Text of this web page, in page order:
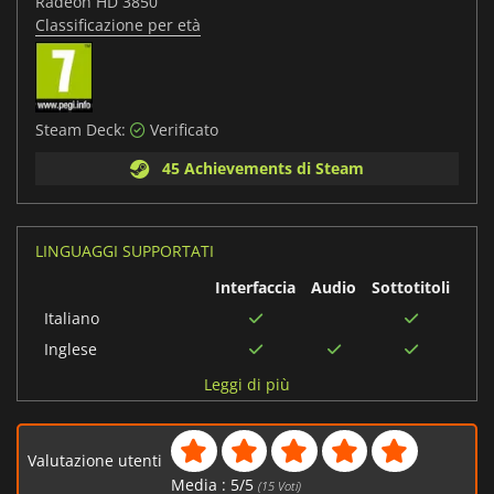
Classificazione per età
Steam Deck:
Verificato
45 Achievements di Steam
LINGUAGGI SUPPORTATI
Interfaccia
Audio
Sottotitoli
Italiano
Inglese
brasiliano
Tedesco
Polacco
Leggi di più
Valutazione utenti
Media : 5/5 (15Voti)